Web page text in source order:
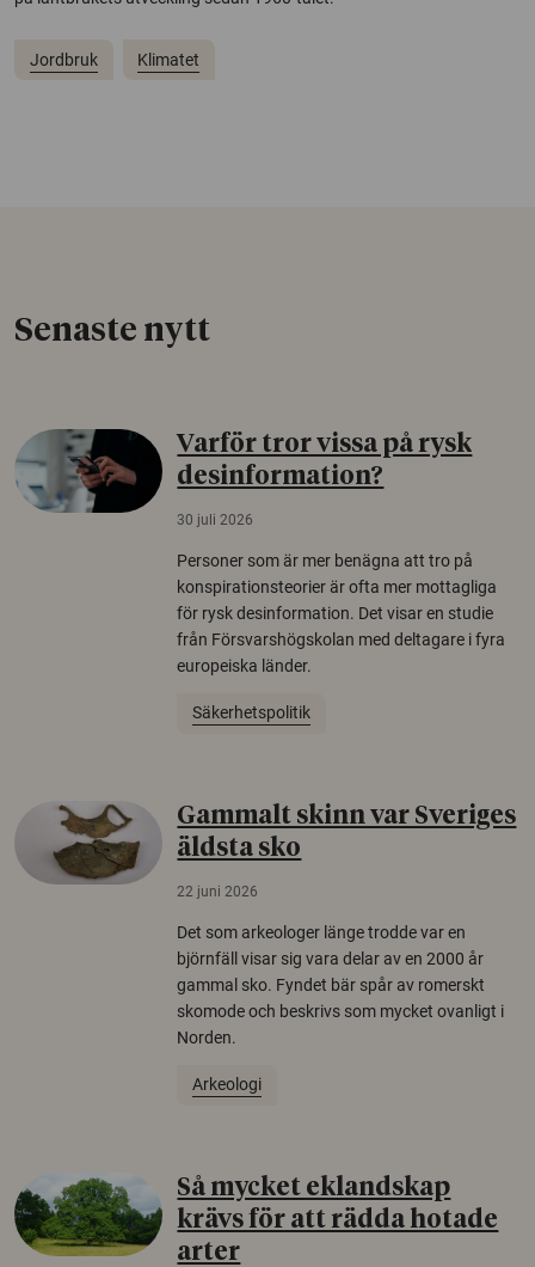
Jordbruk Klimatet
Senaste nytt
Varför tror vissa på rysk
desinformation?
30 juli 2026
Personer som är mer benägna att tro på
konspirationsteorier är ofta mer mottagliga
för rysk desinformation. Det visar en studie
från Försvarshögskolan med deltagare i fyra
europeiska länder.
Säkerhetspolitik
Gammalt skinn var Sveriges
äldsta sko
22 juni 2026
Det som arkeologer länge trodde var en
björnfäll visar sig vara delar av en 2000 år
gammal sko. Fyndet bär spår av romerskt
skomode och beskrivs som mycket ovanligt i
Norden.
Arkeologi
Så mycket eklandskap
krävs för att rädda hotade
arter